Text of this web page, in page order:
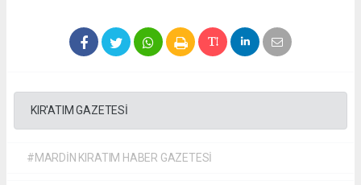
KIR'ATIM GAZETESİ
#MARDİN KIRATIM HABER GAZETESİ